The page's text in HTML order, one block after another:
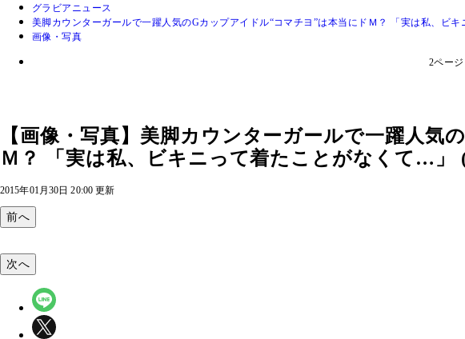
グラビアニュース
美脚カウンターガールで一躍人気のGカップアイドル“コマチヨ”は本当にドＭ？ 「実は私、ビキ
画像・写真
2ページ
【画像・写真】美脚カウンターガールで一躍人気
Ｍ？ 「実は私、ビキニって着たことがなくて…」
2015年01月30日 20:00 更新
前へ
次へ